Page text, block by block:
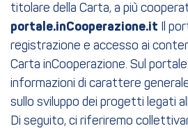
titolare della Carta, a più
portale.inCooperazione.it Il
registrazione e accesso ai
Carta inCooperazione. Sul
informazioni di carattere
sullo sviluppo dei progetti legati
Di seguito, ci riferiremo